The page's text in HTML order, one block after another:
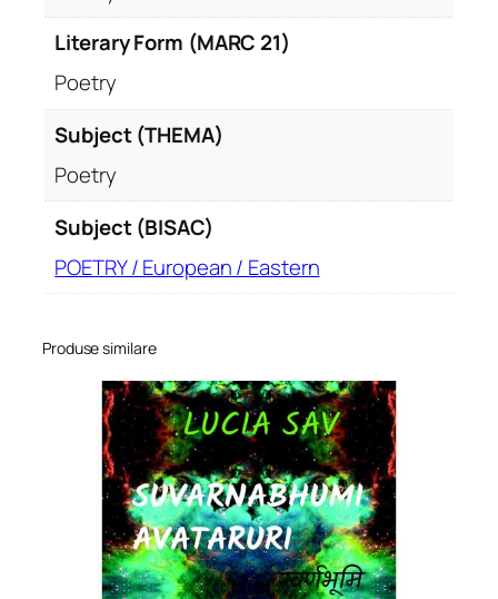
Literary Form (MARC 21)
Poetry
Subject (THEMA)
Poetry
Subject (BISAC)
POETRY / European / Eastern
Produse similare